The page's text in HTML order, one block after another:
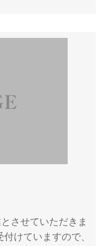
させていただきま
けていますので、